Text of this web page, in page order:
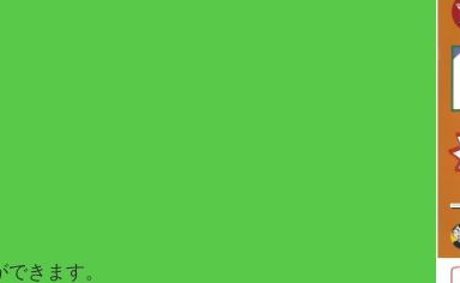
きます。